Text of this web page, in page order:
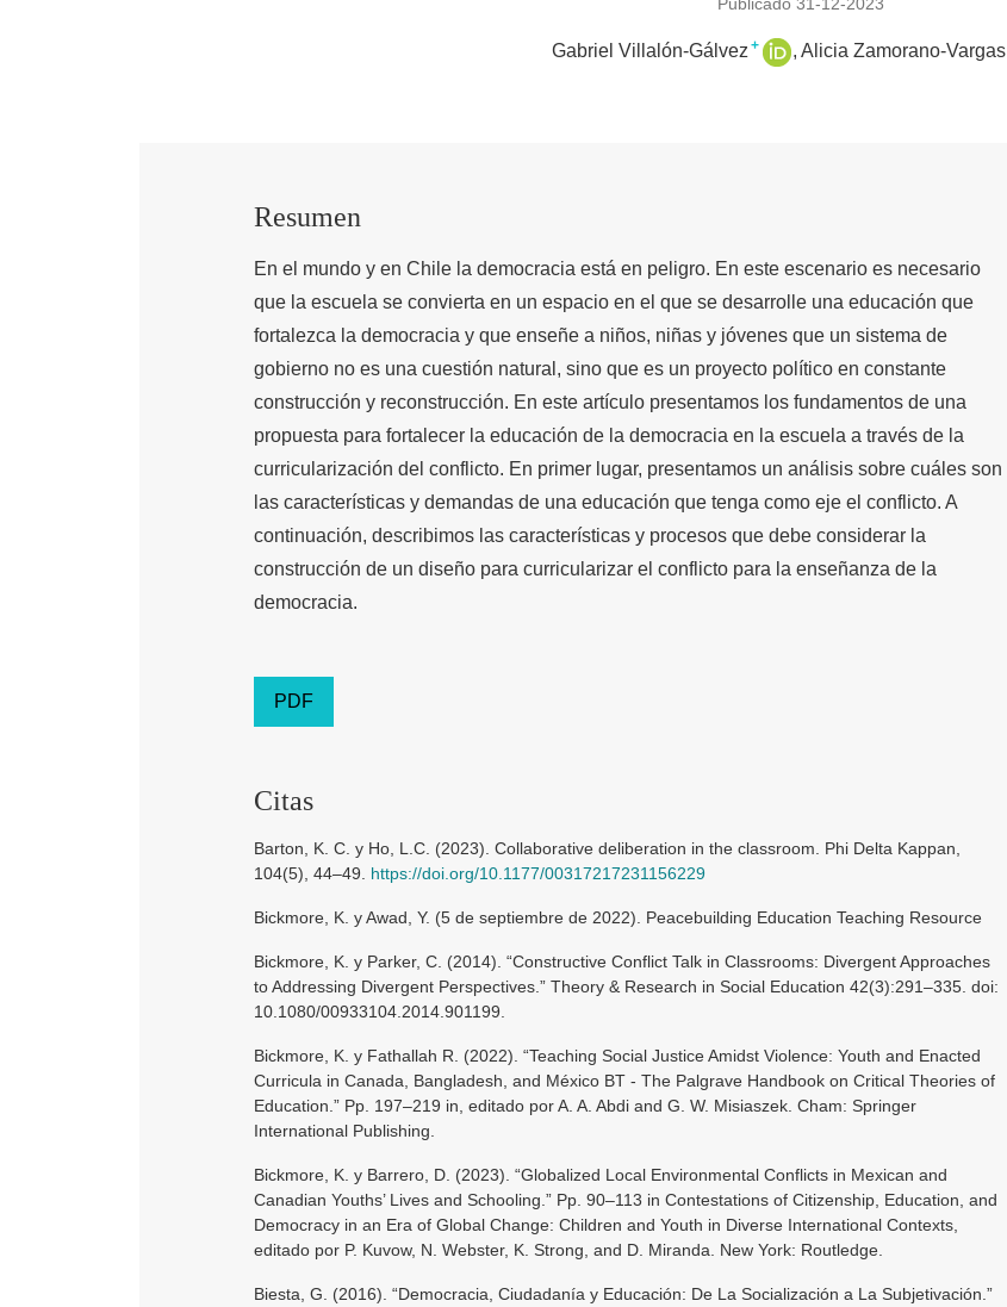
Gabriel Villalón-Gálvez + Alicia Zamorano-Vargas
Resumen
En el mundo y en Chile la democracia está en peligro. En este escenario es necesario
que la escuela se convierta en un espacio en el que se desarrolle una educación que
fortalezca la democracia y que enseñe a niños, niñas y jóvenes que un sistema de
gobierno no es una cuestión natural, sino que es un proyecto político en constante
construcción y reconstrucción. En este artículo presentamos los fundamentos de una
propuesta para fortalecer la educación de la democracia en la escuela a través de la
curricularización del conflicto. En primer lugar, presentamos un análisis sobre cuáles son
las características y demandas de una educación que tenga como eje el conflicto. A
continuación, describimos las características y procesos que debe considerar la
construcción de un diseño para curricularizar el conflicto para la enseñanza de la
democracia.
PDF
Citas
Barton, K. C. y Ho, L.C. (2023). Collaborative deliberation in the classroom. Phi Delta Kappan,
104(5), 44–49. https://doi.org/10.1177/00317217231156229
Bickmore, K. y Awad, Y. (5 de septiembre de 2022). Peacebuilding Education Teaching Resource
Bickmore, K. y Parker, C. (2014). “Constructive Conflict Talk in Classrooms: Divergent Approaches
to Addressing Divergent Perspectives.” Theory & Research in Social Education 42(3):291–335. doi:
10.1080/00933104.2014.901199.
Bickmore, K. y Fathallah R. (2022). “Teaching Social Justice Amidst Violence: Youth and Enacted
Curricula in Canada, Bangladesh, and México BT - The Palgrave Handbook on Critical Theories of
Education.” Pp. 197–219 in, editado por A. A. Abdi and G. W. Misiaszek. Cham: Springer
International Publishing.
Bickmore, K. y Barrero, D. (2023). “Globalized Local Environmental Conflicts in Mexican and
Canadian Youths’ Lives and Schooling.” Pp. 90–113 in Contestations of Citizenship, Education, and
Democracy in an Era of Global Change: Children and Youth in Diverse International Contexts,
editado por P. Kuvow, N. Webster, K. Strong, and D. Miranda. New York: Routledge.
Biesta, G. (2016). “Democracia, Ciudadanía y Educación: De La Socialización a La Subjetivación.”